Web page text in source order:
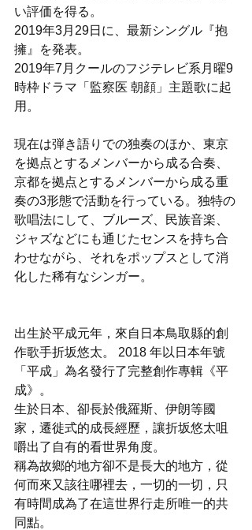
い評価を得る。
2019年3月29日に、最新シングル『抱
擁』を発表。
2019年7月クールのフジテレビ系月曜9
時枠ドラマ「監察医 朝顔」主題歌に起
用。
現在は弾き語りでの独奏のほか、東京
を拠点とするメンバーから成る合奏、
京都を拠点とするメンバーから成る重
奏の3形態で活動を行っている。独特の
歌唱法にして、ブルーズ、民族音楽、
ジャズなどにも通じたセンスを持ち合
わせながら、それをポップスとして消
化した稀有なシンガー。
出生於平成元年，來自日本鳥取縣的創
作歌手折坂悠太。 2018 年以日本年號
「平成」為名發行了完整創作專輯《平
成》。
生於日本、卻長於俄羅斯、伊朗等國
家，遷徙式的成長經歷，讓折坂悠太咀
嚼出了自有的看世界角度。
稱為故鄉的地方卻不是長大的地方，從
何而來又該往哪裡去，一切的一切，只
有時間成為了在這世界行走所唯一的共
同點。